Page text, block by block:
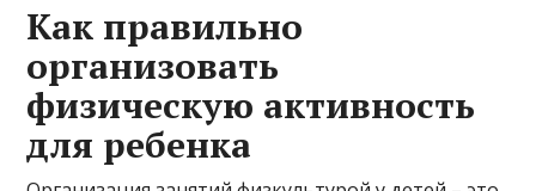
Как правильно
организовать
физическую активность
для ребенка